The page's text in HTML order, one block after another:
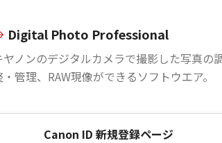
Digital Photo Professional
ヤノンのデジタルカメラで撮影した写真の
・管理、RAW現像ができるソフトウエア。
Canon ID 新規登録ページ